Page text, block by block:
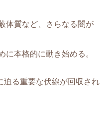
体質など、さらなる闇が
に本格的に動き始める。
迫る重要な伏線が回収され